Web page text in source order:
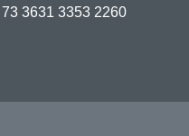
73 3631 3353 2260